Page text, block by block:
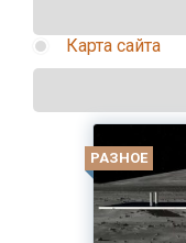
Карта сайта
РАЗНОЕ